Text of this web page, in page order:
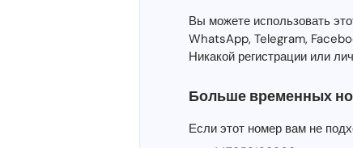
Вы можете использовать
WhatsApp, Telegram,
Никакой регистрации или
Больше временных
Если этот номер вам не